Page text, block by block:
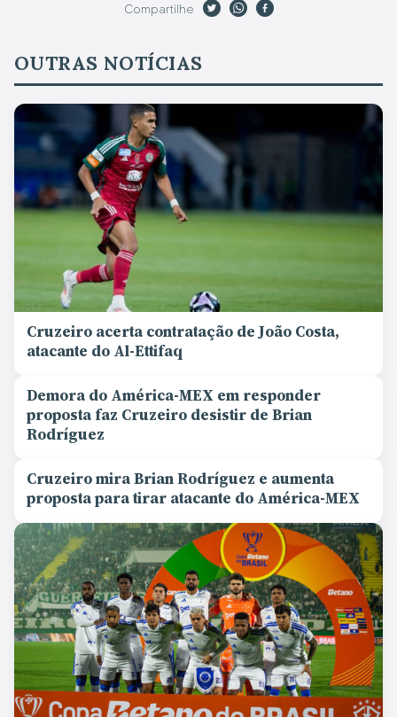
Compartilhe
OUTRAS NOTÍCIAS
Cruzeiro acerta contratação de João Costa,
atacante do Al-Ettifaq
Demora do América-MEX em responder
proposta faz Cruzeiro desistir de Brian
Rodríguez
Cruzeiro mira Brian Rodríguez e aumenta
proposta para tirar atacante do América-MEX